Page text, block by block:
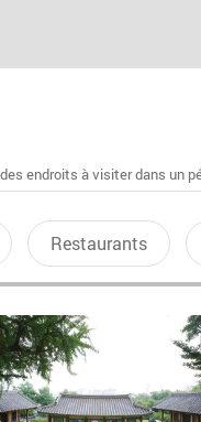
endroits à visiter dans un
Restaurants